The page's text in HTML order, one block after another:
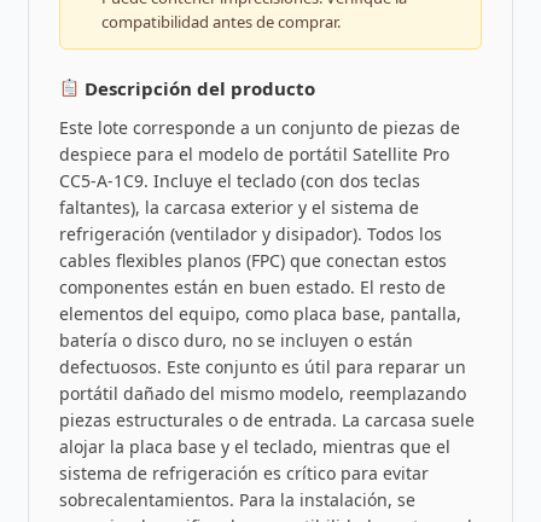
compatibilidad antes de comprar.
Descripción del producto
Este lote corresponde a un conjunto de piezas de
despiece para el modelo de portátil Satellite Pro
CC5-A-1C9. Incluye el teclado (con dos teclas
faltantes), la carcasa exterior y el sistema de
refrigeración (ventilador y disipador). Todos los
cables flexibles planos (FPC) que conectan estos
componentes están en buen estado. El resto de
elementos del equipo, como placa base, pantalla,
batería o disco duro, no se incluyen o están
defectuosos. Este conjunto es útil para reparar un
portátil dañado del mismo modelo, reemplazando
piezas estructurales o de entrada. La carcasa suele
alojar la placa base y el teclado, mientras que el
sistema de refrigeración es crítico para evitar
sobrecalentamientos. Para la instalación, se